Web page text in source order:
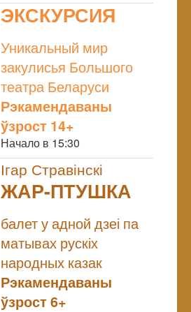
ЭКСКУРСИЯ
Уникальный мир
закулисья Большого
театра Беларуси
Рэкамендаваны
ўзрост 14+
Начало в 15:30
Ігар Стравінскі
ЖАР-ПТУШКА
балет у адной дзеі па
матывах рускіх
народных казак
Рэкамендаваны
ўзрост 6+